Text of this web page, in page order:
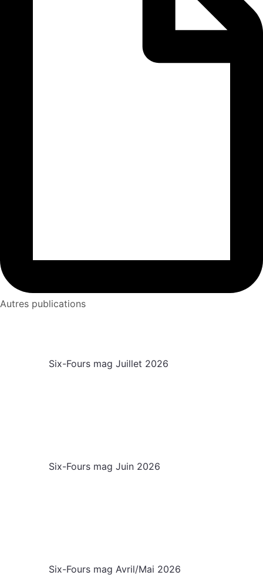
Autres publications
Six-Fours mag Juillet 2026
Six-Fours mag Juin 2026
Six-Fours mag Avril/Mai 2026